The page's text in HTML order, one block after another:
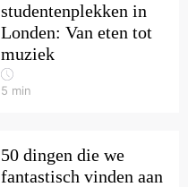
studentenplekken in
Londen: Van eten tot
muziek
5 min
50 dingen die we
fantastisch vinden aan